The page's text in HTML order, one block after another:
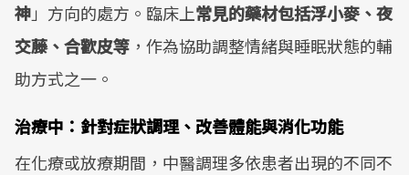
神」方向的處方。臨床上常見的藥材包括浮小麥、夜
交藤、合歡皮等 ，作為協助調整情緒與睡眠狀態的輔
助方式之一。
治療中：針對症狀調理、改善體能與消化功能
在化療或放療期間，中醫調理多依患者出現的不同不